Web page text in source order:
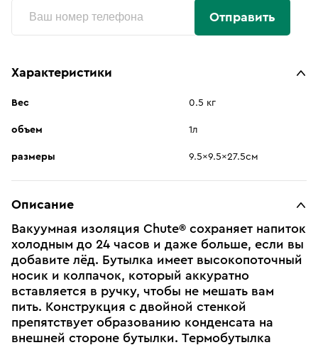
Отправить
Характеристики
Вес 0.5 кг
объем 1л
размеры 9.5x9.5x27.5см
Описание
Вакуумная изоляция Chute® сохраняет напиток
холодным до 24 часов и даже больше, если вы
добавите лёд. Бутылка имеет высокопоточный
носик и колпачок, который аккуратно
вставляется в ручку, чтобы не мешать вам
пить. Конструкция с двойной стенкой
препятствует образованию конденсата на
внешней стороне бутылки. Термобутылка